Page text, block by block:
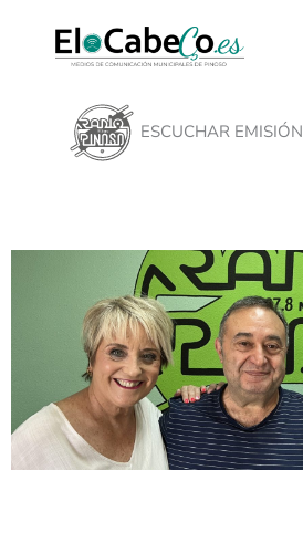
contenido
ESCUCHAR EMISIÓN